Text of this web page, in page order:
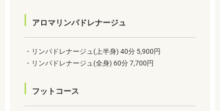
アロマリンパドレナージュ
・リンパドレナージュ(上半身) 40分 5,900円
・リンパドレナージュ(全身) 60分 7,700円
フットコース